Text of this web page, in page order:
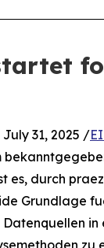
31, 2025 /
es, durch
Grundlage
zu